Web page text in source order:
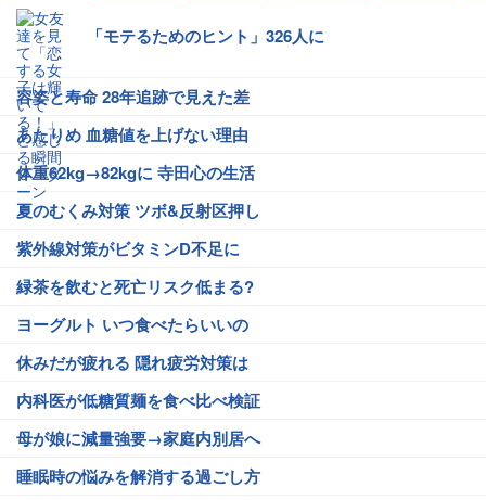
「モテるためのヒント」326人に
容姿と寿命 28年追跡で見えた差
あたりめ 血糖値を上げない理由
体重62kg→82kgに 寺田心の生活
夏のむくみ対策 ツボ&反射区押し
紫外線対策がビタミンD不足に
緑茶を飲むと死亡リスク低まる?
ヨーグルト いつ食べたらいいの
休みだが疲れる 隠れ疲労対策は
内科医が低糖質麺を食べ比べ検証
母が娘に減量強要→家庭内別居へ
睡眠時の悩みを解消する過ごし方